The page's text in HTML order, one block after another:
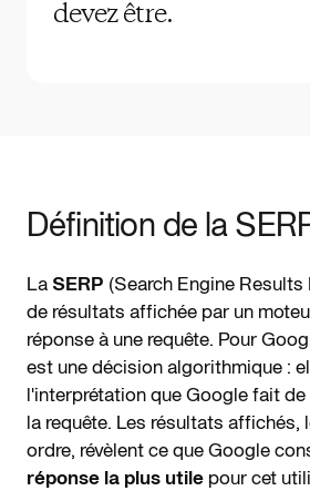
devez être.
Définition de la
La SERP (Search Engine Results
de résultats affichée par un
réponse à une requête. Pour
est une décision algorithmique :
l'interprétation que Google fait
la requête. Les résultats affichés,
ordre, révèlent ce que Google
réponse la plus utile pour cet